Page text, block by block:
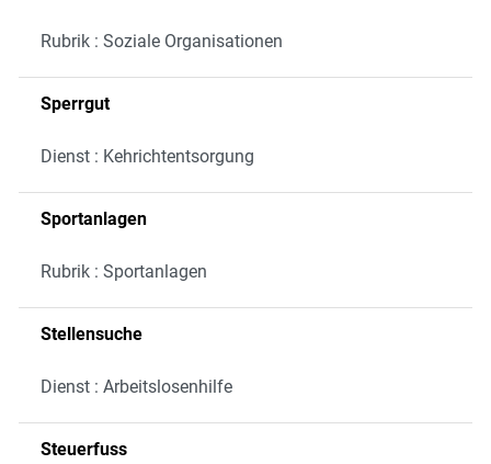
Rubrik : Soziale Organisationen
Sperrgut
Dienst : Kehrichtentsorgung
Sportanlagen
Rubrik : Sportanlagen
Stellensuche
Dienst : Arbeitslosenhilfe
Steuerfuss